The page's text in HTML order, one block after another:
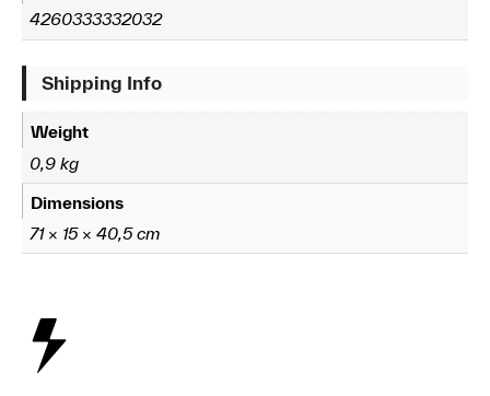
4260333332032
Shipping Info
Weight
0,9 kg
Dimensions
71 × 15 × 40,5 cm